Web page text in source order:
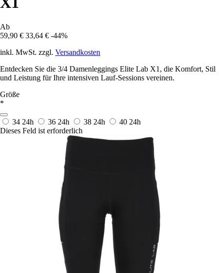
Ab
59,90 € 33,64 € -44%
inkl. MwSt. zzgl. Versandkosten
Entdecken Sie die 3/4 Damenleggings Elite Lab X1, die Komfort, Stil
und Leistung für Ihre intensiven Lauf-Sessions vereinen.
Größe
*
34 24h 36 24h 38 24h 40 24h
Dieses Feld ist erforderlich